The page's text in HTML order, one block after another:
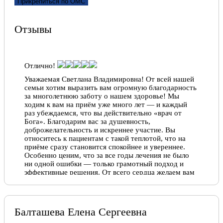
так: «И никто из жителей не скажет «Я болен».
это обещание обязательно исполнится.
Отлично!
При такой нагрузке, некоторые врачи не
выдерживают… Но… Всегда поражаюсь ее высокой
организованности, корректности по отношению к
пациентам, высокому профессионализму и…
Человечности! Молодая и красивая, всегда
корректная, строгая (без проявлений эмоций
отрицательных)… Все пациенты, приходящие к ней
по записи, знают, что не надо теребить своим
— это делается, кому-то вторично или дальше
(всегда с полной оценкой состояния пациента, и др.)
пациент, всегда приятно наблюдать солидарность ее
Отзывы
Отлично!
Уважаемая Светлана Владимировна! От всей нашей
семьи хотим выразить вам огромную благодарность
за многолетнюю заботу о нашем здоровье! Мы
ходим к вам на приём уже много лет — и каждый
раз убеждаемся, что вы действительно «врач от
Бога». Благодарим вас за душевность,
доброжелательность и искреннее участие. Вы
относитесь к пациентам с такой теплотой, что на
приёме сразу становится спокойнее и увереннее.
Особенно ценим, что за все годы лечения не было
ни одной ошибки — только грамотный подход и
эффективные решения. От всего сердца желаем вам
ваша доброта и профессионализм ещё долгие годы
Анастасия Тюплина, 07.05.2026
Балташева Елена Сергеевна